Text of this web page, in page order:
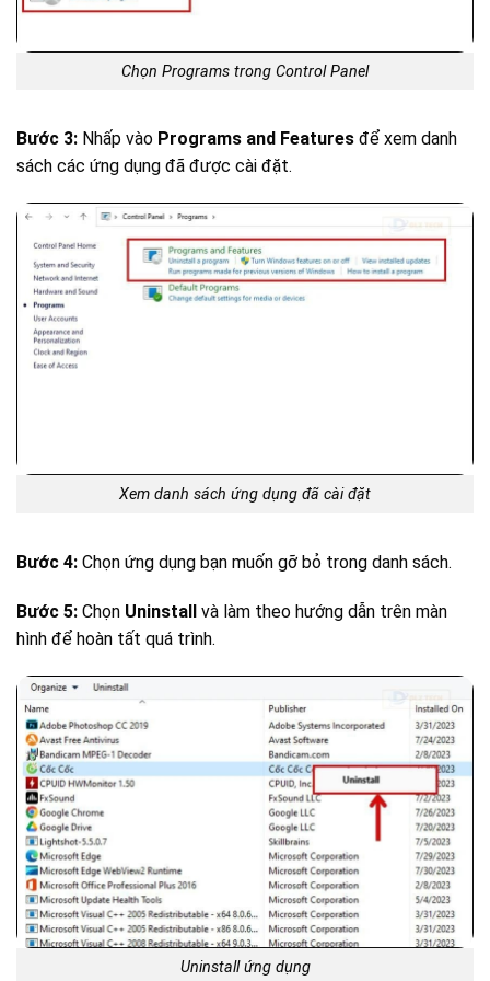
Chọn Programs trong Control Panel
Bước 3: Nhấp vào Programs and Features để xem danh
sách các ứng dụng đã được cài đặt.
Xem danh sách ứng dụng đã cài đặt
Bước 4: Chọn ứng dụng bạn muốn gỡ bỏ trong danh sách.
Bước 5: Chọn Uninstall
và làm theo hướng dẫn trên màn
hình để hoàn tất quá trình.
Uninstall ứng dụng